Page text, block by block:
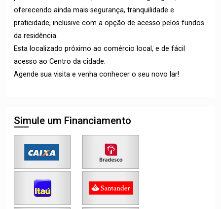
oferecendo ainda mais segurança, tranquilidade e
praticidade, inclusive com a opção de acesso pelos fundos
da residência.
Esta localizado próximo ao comércio local, e de fácil
acesso ao Centro da cidade.
Agende sua visita e venha conhecer o seu novo lar!
Simule um Financiamento